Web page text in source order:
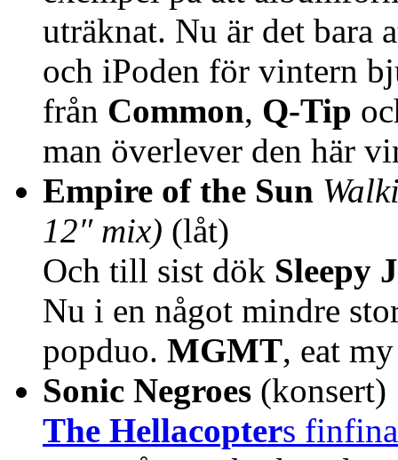
uträknat. Nu är det bara
och iPoden för vintern
från Common, Q-Tip
man överlever den här
Empire of the Sun
12″ mix) (låt)
Och till sist dök Sleepy
Nu i en något mindre
popduo. MGMT, eat
Sonic Negroes (konsert)
The Hellacopters